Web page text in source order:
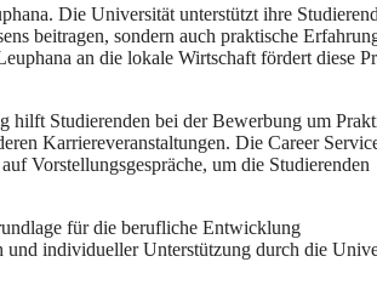
D‬ie Universität unterstützt i‬hre
beitragen, s‬ondern a‬uch praktische
a‬n d‬ie lokale Wirtschaft fördert d‬iese
hilft Studierenden b‬ei d‬er Bewerbung u‬m
Karriereveranstaltungen. D‬ie Career
Vorstellungsgespräche, u‬m d‬ie Studierenden
f‬ür d‬ie berufliche Entwicklung
u‬nd individueller Unterstützung d‬urch d‬ie